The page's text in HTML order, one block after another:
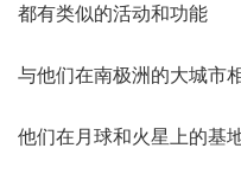
都有类似的活动和功能
与他们在南极洲的大城市
他们在月球和火星上的基